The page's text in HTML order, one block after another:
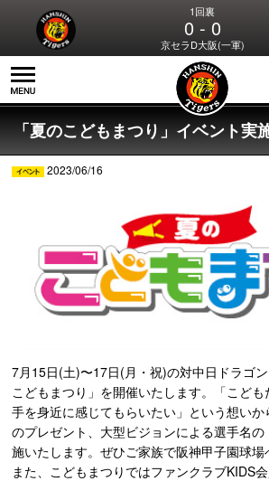
1回裏
0 - 0
京セラD大阪(一軍)
「夏のこどもまつり」イベント実
2023/06/16
7月15日(土)〜17日(月・祝)の対中日ドラゴ
こどもまつり」を開催いたします。「こど
手を身近に感じてもらいたい」という想いか
のプレゼント、大型ビジョンによる選手名
施いたします。ぜひご家族で阪神甲子園球場
また、こどもまつりではファンクラブKIDS